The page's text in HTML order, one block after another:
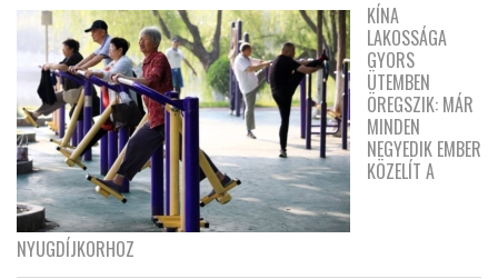
KÍNA
LAKOSSÁGA
GYORS
ÜTEMBEN
ÖREGSZIK: MÁR
MINDEN
NEGYEDIK EMBER
KÖZELÍT A
NYUGDÍJKORHOZ